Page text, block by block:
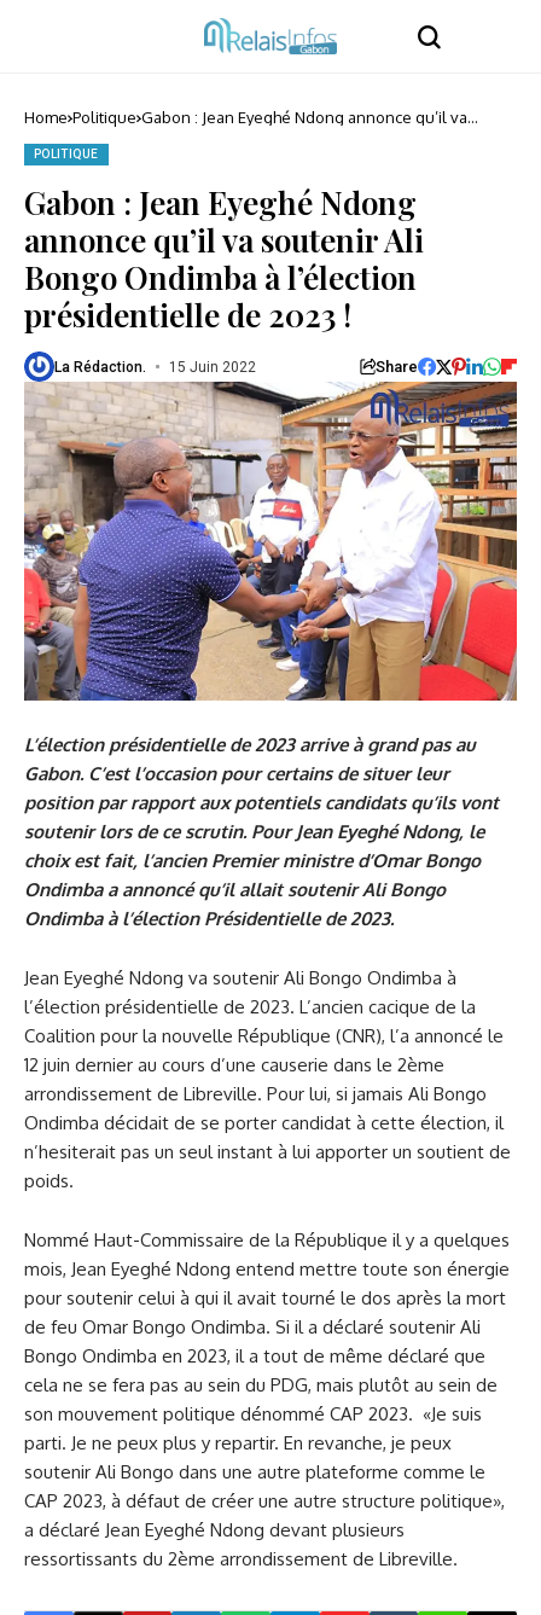
Home Politique Gabon : Jean Eyeghé Ndong annonce qu’il va
POLITIQUE
Gabon : Jean Eyeghé Ndong
annonce qu’il va soutenir Ali
Bongo Ondimba à l’élection
présidentielle de 2023 !
La Rédaction. 15 Juin 2022 Share
L’élection présidentielle de 2023 arrive à grand pas au
Gabon. C’est l’occasion pour certains de situer leur
position par rapport aux potentiels candidats qu’ils vont
soutenir lors de ce scrutin. Pour Jean Eyeghé Ndong, le
choix est fait, l’ancien Premier ministre d’Omar Bongo
Ondimba a annoncé qu’il allait soutenir Ali Bongo
Ondimba à l’élection Présidentielle de 2023.
Jean Eyeghé Ndong va soutenir Ali Bongo Ondimba à
l’élection présidentielle de 2023. L’ancien cacique de la
Coalition pour la nouvelle République (CNR), l’a annoncé le
12 juin dernier au cours d’une causerie dans le 2ème
arrondissement de Libreville. Pour lui, si jamais Ali Bongo
Ondimba décidait de se porter candidat à cette élection, il
n’hesiterait pas un seul instant à lui apporter un soutient de
poids.
Nommé Haut-Commissaire de la République il y a quelques
mois, Jean Eyeghé Ndong entend mettre toute son énergie
pour soutenir celui à qui il avait tourné le dos après la mort
de feu Omar Bongo Ondimba. Si il a déclaré soutenir Ali
Bongo Ondimba en 2023, il a tout de même déclaré que
cela ne se fera pas au sein du PDG, mais plutôt au sein de
son mouvement politique dénommé CAP 2023. «Je suis
parti. Je ne peux plus y repartir. En revanche, je peux
soutenir Ali Bongo dans une autre plateforme comme le
CAP 2023, à défaut de créer une autre structure politique»,
a déclaré Jean Eyeghé Ndong devant plusieurs
ressortissants du 2ème arrondissement de Libreville.